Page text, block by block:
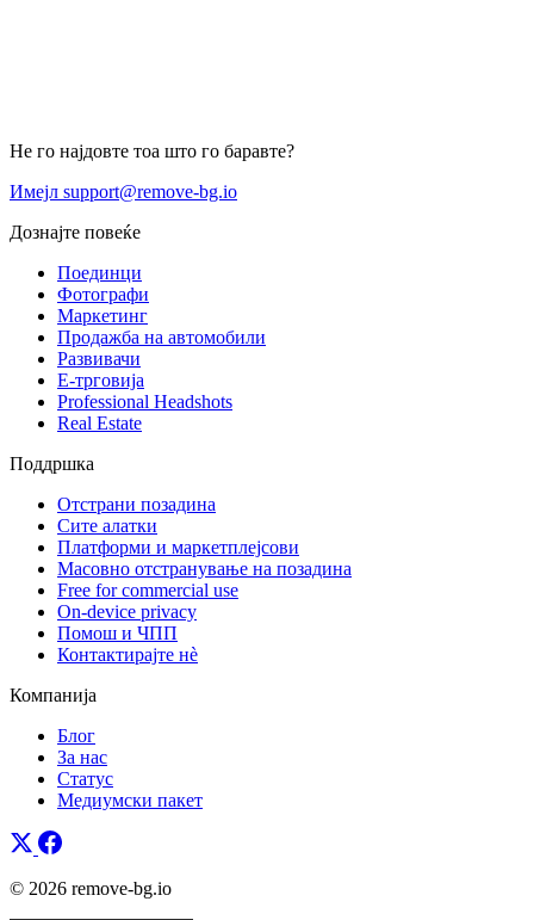
Не го најдовте тоа што го баравте?
Имејл support@remove-bg.io
Дознајте повеќе
Поединци
Фотографи
Маркетинг
Продажба на автомобили
Развивачи
Е-трговија
Professional Headshots
Real Estate
Поддршка
Отстрани позадина
Сите алатки
Платформи и маркетплејсови
Масовно отстранување на позадина
Free for commercial use
On-device privacy
Помош и ЧПП
Контактирајте нè
Компанија
Блог
За нас
Статус
Медиумски пакет
© 2026 remove-bg.io